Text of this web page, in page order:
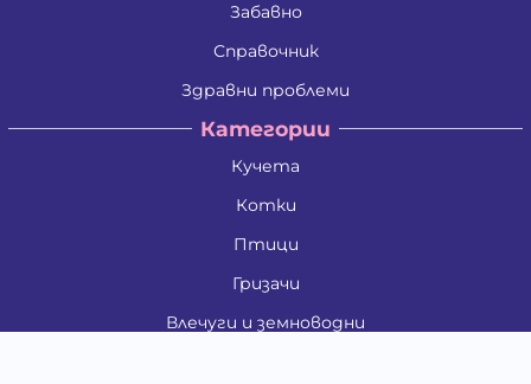
Забавно
Справочник
Здравни проблеми
Категории
Кучета
Котки
Птици
Гризачи
Влечуги и земноводни